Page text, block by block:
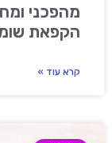
מהפכני
הקפאת
קרא עוד »